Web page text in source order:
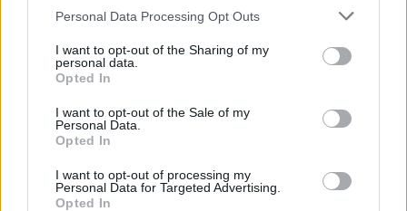
Personal Data Processing Opt Outs
I want to opt-out of the Sharing of my
personal data.
Opted In
I want to opt-out of the Sale of my
Personal Data.
Opted In
I want to opt-out of processing my
Personal Data for Targeted Advertising.
Opted In
igyekszem az alábbiakban szempontokat adni. Hana György
Közoktatás
Vendégszerző
Dolgoznának az egyetem mellett, mégsem
vállalhatnak diákmunkát – több mint százezer
„Szinte bárhol voltam állásinterjún, mikor megtudták, hogy levelező